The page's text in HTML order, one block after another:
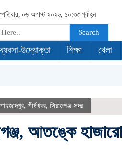
০৬ অগাস্ট ২০২৬, ১০:৩৩ পূর্বাহ্ন
Search
ব্যবসা-উদ্যোক্তা শিক্ষা খেলা
শাহজাদপুর, শীর্ষখবর, সিরাজগঞ্জ সদর
আতঙ্কে হাজারো